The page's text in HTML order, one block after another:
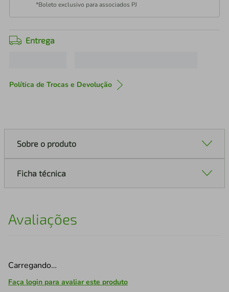
*Boleto exclusivo para associados PJ
Entrega
Política de Trocas e Devolução
Sobre o produto
Ficha técnica
Avaliações
Carregando…
Faça login para avaliar este produto